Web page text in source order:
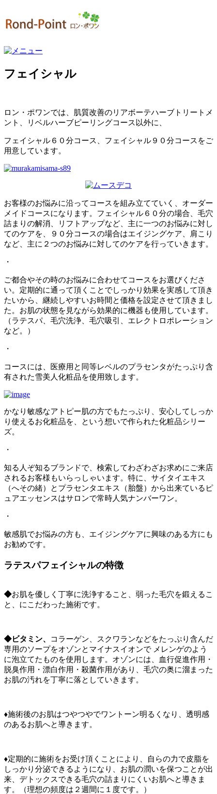
フェイシャル
ロ ン・ポワンでは、肌質改善のリアボーテハーブトリートメ
ント、リベルハーブピーリングコース以外に、
フェイシャル６０分コース、フェイシャル９０分コースをご
用意しています。
お客様のお悩みに沿ってコースを組み立てていく、オーダー
メイドコースになります。フェイシャル６０分の場合、毛穴
詰まりの解消、リフトアップなど、主に一つのお悩みに対し
てのケアを、９０分コースの場合はエイジングケア、肩こり
など、主に２つのお悩みに対してのケアを行っていきます。
・
ご都合やその時のお悩みに合わせてコースをお選びくださ
い。定期的に通って頂くことでしっかり効果を実感して頂き
たいから、継続しやすいお時間と価格を設定させて頂きまし
た。お肌の状態を見ながら効果的に機器も使用しています。
（ラテスパ、毛穴洗浄、毛穴吸引、エレクトロポレーション
など。）
・
コースには、医療用と同等レベルのプラセンタがたっぷり含
有された雪美人化粧品を使用致します。
かなり敏感なアトピー肌の方でもたっぷり、安心してしっか
り使えるお化粧品を、という想いで作られた化粧品シリー
ズ。
・
知る人ぞ知るブランドで、検索してわざわざお求めにご来店
されるお客様もいらっしゃいます。特に、サイタイエキス
（へその緒）とプラセンタエキス（胎盤）から出来ているピ
ュアエッセンスはサロンで常時人気ナンバーワン。
・
敏感肌でお悩みの方も、エイジングケアに興味のある方にも
お勧めです。
ラテスパフェイシャルの特徴
◆お肌を優しく丁寧に洗浄すること、弱った毛穴を鍛えるこ
と、にこだわった施術です。
◆ビタミン、
コラーゲン、スクワランなどをたっぷり含んだ
専用のソープをオゾンとマイナスイオンで メレンゲのよう
に泡立てたものを使用します。オゾンには、血行促進作用・
脱臭作用・漂白作用・殺菌作用があり、毛穴の奥に溜まった
お肌の汚れを丁寧に落としていきます。
♦施術後のお肌はつやつやでワントーン明るくなり、透明感
のあるお肌へと導きます。
♦定期的に施術をお受け頂くことにより、自らの力で皮脂を
しっかり分泌できるようになり、お肌の潤いを保つことが出
来、デトックスできる毛穴の詰まりにくいお肌へと導きま
す。（理想の頻度は２週間に１度です。）